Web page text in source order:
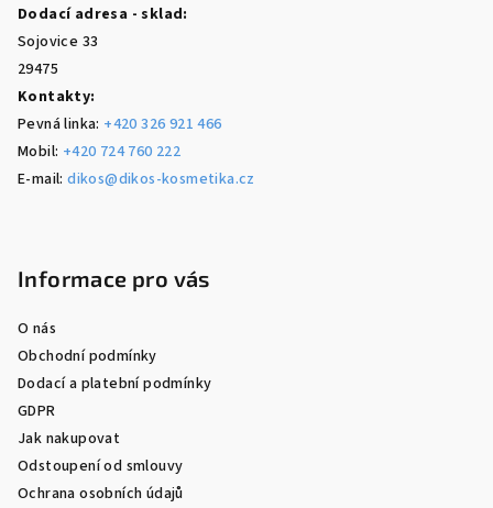
Dodací adresa - sklad:
Sojovice 33
29475
Kontakty:
Pevná linka: +420 326 921 466
Mobil: +420 724 760 222
E-mail:dikos@dikos-kosmetika.cz
Informace pro vás
O nás
Obchodní podmínky
Dodací a platební podmínky
GDPR
Jak nakupovat
Odstoupení od smlouvy
Ochrana osobních údajů